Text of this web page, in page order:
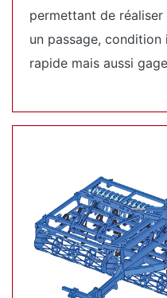
permettant de
un passage,
rapide mais aussi